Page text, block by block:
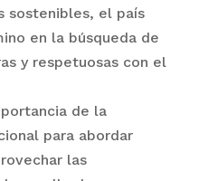
sostenibles, el país
en la búsqueda de
y respetuosas con el
de la
para abordar
las